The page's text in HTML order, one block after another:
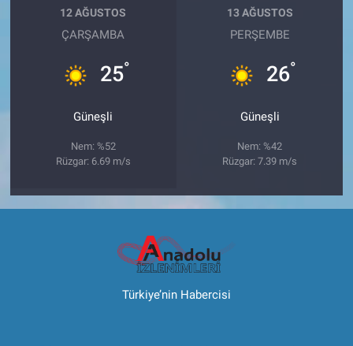
12 AĞUSTOS
ÇARŞAMBA
25°
Güneşli
Nem: %52
Rüzgar: 6.69 m/s
13 AĞUSTOS
PERŞEMBE
26°
Güneşli
Nem: %42
Rüzgar: 7.39 m/s
Türkiye’nin Habercisi